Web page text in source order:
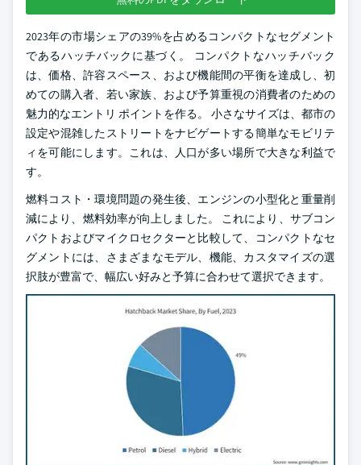
2023年の市場シェアの39%を占めるコンパクトなセグメント
であるハッチバックに基づく。 コンパクトなハッチバック
は、価格、許容スペース、および機能間の平衡を達成し、初
めての購入者、若い家族、および予算重視の消費者のための
魅力的なエントリ ポイントを作る。 小さなサイズは、都市の
設定や混雑したストリートをナビゲートする簡単なモビリテ
ィを可能にします。これは、人口が多い場所で大きな利益で
す。
燃料コスト・環境問題の発生後、エンジンの小型化と重量削
減により、燃料効率が向上しました。 これにより、サブコン
パクトおよびマイクロセクターと比較して、コンパクトなセ
グメントには、さまざまなモデル、機能、カスタマイズの選
択肢が豊富で、幅広い好みと予算に合わせて選択できます。